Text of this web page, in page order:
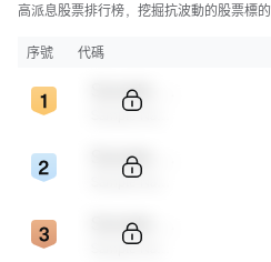
高派息股票排行榜，挖掘抗波動的股票標的
序號 代碼